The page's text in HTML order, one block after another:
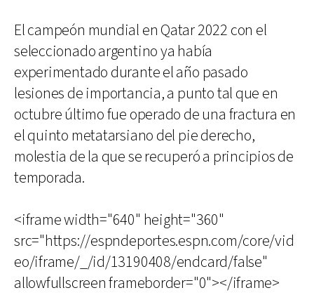
El campeón mundial en Qatar 2022 con el
seleccionado argentino ya había
experimentado durante el año pasado
lesiones de importancia, a punto tal que en
octubre último fue operado de una fractura en
el quinto metatarsiano del pie derecho,
molestia de la que se recuperó a principios de
temporada.
<iframe width="640" height="360"
src="https://espndeportes.espn.com/core/vid
eo/iframe/_/id/13190408/endcard/false"
allowfullscreen frameborder="0"></iframe>